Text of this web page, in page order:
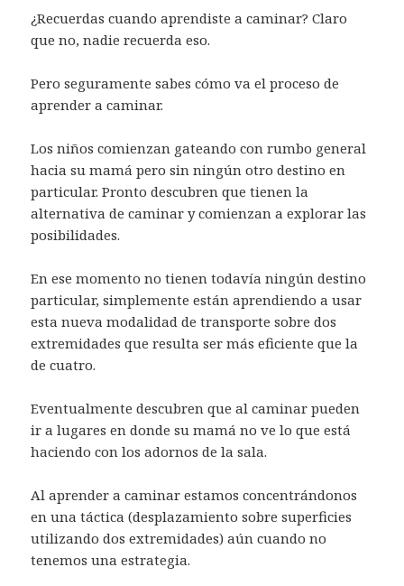
¿Recuerdas cuando aprendiste a caminar? Claro
que no, nadie recuerda eso.
Pero seguramente sabes cómo va el proceso de
aprender a caminar.
Los niños comienzan gateando con rumbo general
hacia su mamá pero sin ningún otro destino en
particular. Pronto descubren que tienen la
alternativa de caminar y comienzan a explorar las
posibilidades.
En ese momento no tienen todavía ningún destino
particular, simplemente están aprendiendo a usar
esta nueva modalidad de transporte sobre dos
extremidades que resulta ser más eficiente que la
de cuatro.
Eventualmente descubren que al caminar pueden
ir a lugares en donde su mamá no ve lo que está
haciendo con los adornos de la sala.
Al aprender a caminar estamos concentrándonos
en una táctica (desplazamiento sobre superficies
utilizando dos extremidades) aún cuando no
tenemos una estrategia.